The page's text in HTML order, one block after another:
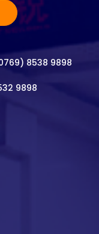
8538 9898
9898